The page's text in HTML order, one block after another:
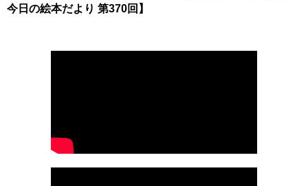
今日の絵本だより 第370回】